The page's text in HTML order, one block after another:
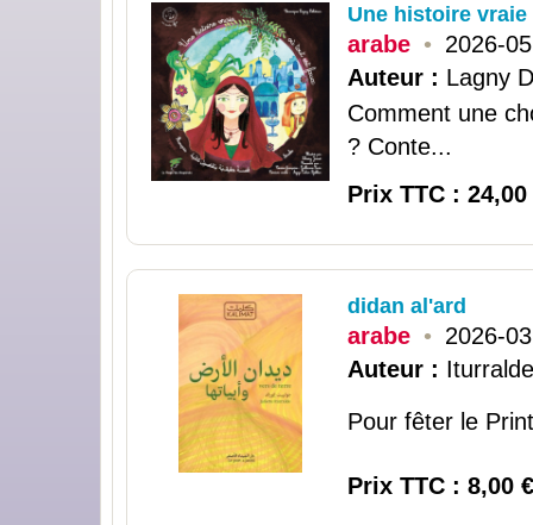
Une histoire
arabe • 2026-05
Auteur : Lagny
Comment une
? Conte...
Prix TTC : 24,00
didan al'ard
arabe • 2026-03
Auteur :
Pour fêter le
Prix TTC : 8,00 €